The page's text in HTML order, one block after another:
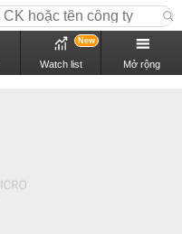
Watch list
New
Mở rộng